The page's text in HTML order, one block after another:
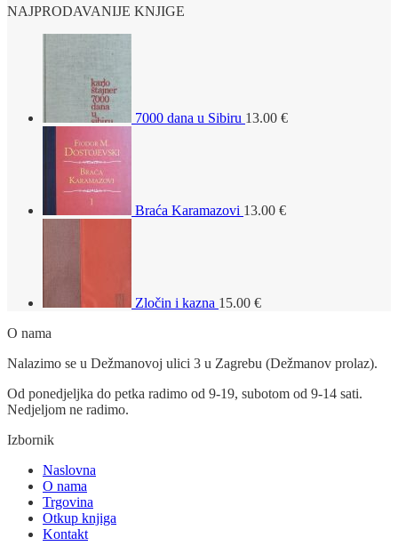
NAJPRODAVANIJE KNJIGE
7000 dana u Sibiru 13.00 €
Braća Karamazovi 13.00 €
Zločin i kazna 15.00 €
O nama
Nalazimo se u Dežmanovoj ulici 3 u Zagrebu (Dežmanov prolaz).
Od ponedjeljka do petka radimo od 9-19, subotom od 9-14 sati.
Nedjeljom ne radimo.
Izbornik
Naslovna
O nama
Trgovina
Otkup knjiga
Kontakt